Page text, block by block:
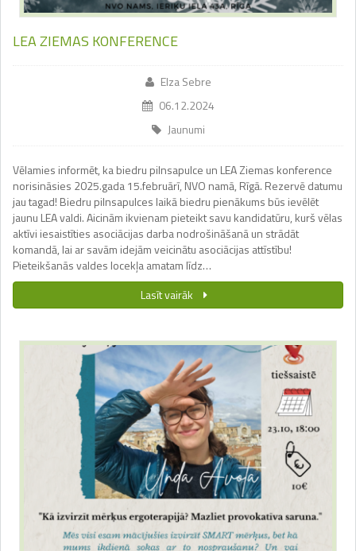
LEA ZIEMAS KONFERENCE
Elza Sebre
06.12.2024
Jaunumi
Vēlamies informēt, ka biedru pilnsapulce un LEA Ziemas konference
norisināsies 2025.gada 15.februārī, NVO namā, Rīgā. Rezervē datumu
jau tagad! Biedru pilnsapulces laikā biedru pienākums būs ievēlēt
jaunu LEA valdi. Aicinām ikvienam pieteikt savu kandidatūru, kurš vēlas
aktīvi iesaistīties asociācijas darba nodrošināšanā un strādāt
komandā, lai ar savām idejām veicinātu asociācijas attīstību!
Pieteikšanās valdes locekļa amatam līdz…
Lasīt vairāk